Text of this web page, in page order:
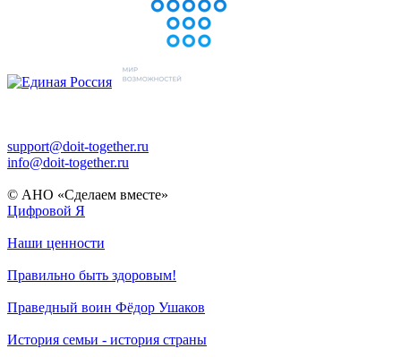
support@doit-together.ru
info@doit-together.ru
© АНО «Сделаем вместе»
Цифровой Я
Наши ценности
Правильно быть здоровым!
Праведный воин Фёдор Ушаков
История семьи - история страны